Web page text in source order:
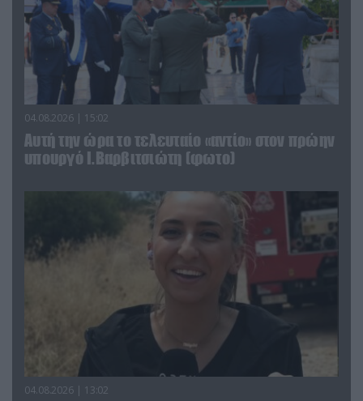
04.08.2026 | 15:02
Αυτή την ώρα το τελευταίο «αντίο» στον πρώην
υπουργό Ι.Βαρβιτσιώτη (φωτο)
04.08.2026 | 13:02